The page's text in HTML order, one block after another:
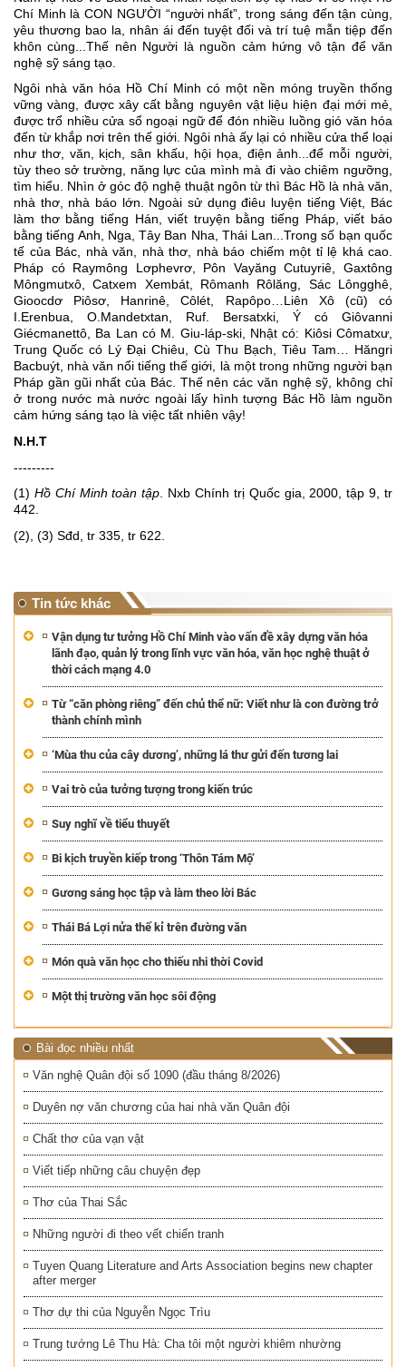
Chí Minh là CON NGƯỜI “người nhất”, trong sáng đến tận cùng,
yêu thương bao la, nhân ái đến tuyệt đối và trí tuệ mẫn tiệp đến
khôn cùng...Thế nên Người là nguồn cảm hứng vô tận để văn
nghệ sỹ sáng tạo.
Ngôi nhà văn hóa Hồ Chí Minh có một nền móng truyền thống
vững vàng, được xây cất bằng nguyên vật liệu hiện đại mới mẻ,
được trổ nhiều cửa sổ ngoại ngữ để đón nhiều luồng gió văn hóa
đến từ khắp nơi trên thế giới. Ngôi nhà ấy lại có nhiều cửa thể loại
như thơ, văn, kịch, sân khấu, hội họa, điện ảnh...để mỗi người,
tùy theo sở trường, năng lực của mình mà đi vào chiêm ngưỡng,
tìm hiểu. Nhìn ở góc độ nghệ thuật ngôn từ thì Bác Hồ là nhà văn,
nhà thơ, nhà báo lớn. Ngoài sử dụng điêu luyện tiếng Việt, Bác
làm thơ bằng tiếng Hán, viết truyện bằng tiếng Pháp, viết báo
bằng tiếng Anh, Nga, Tây Ban Nha, Thái Lan...Trong số bạn quốc
tế của Bác, nhà văn, nhà thơ, nhà báo chiếm một tỉ lệ khá cao.
Pháp có Raymông Lơphevrơ, Pôn Vayăng Cutuyriê, Gaxtông
Môngmutxô, Catxem Xembát, Rômanh Rôlăng, Sác Lôngghê,
Gioocdơ Piôsơ, Hanrinê, Côlét, Rapôpo…Liên Xô (cũ) có
I.Erenbua, O.Mandetxtan, Ruf. Bersatxki, Ý có Giôvanni
Giécmanettô, Ba Lan có M. Giu-láp-ski, Nhật có: Kiôsi Cômatxư,
Trung Quốc có Lý Đại Chiêu, Cù Thu Bạch, Tiêu Tam… Hăngri
Bacbuýt, nhà văn nổi tiếng thế giới, là một trong những người bạn
Pháp gần gũi nhất của Bác. Thế nên các văn nghệ sỹ, không chỉ
ở trong nước mà nước ngoài lấy hình tượng Bác Hồ làm nguồn
cảm hứng sáng tạo là việc tất nhiên vậy!
N.H.T
---------
(1) Hồ Chí Minh toàn tập. Nxb Chính trị Quốc gia, 2000, tập 9, tr
442.
(2), (3) Sđd, tr 335, tr 622.
Tin tức khác
Vận dụng tư tưởng Hồ Chí Minh vào vấn đề xây dựng văn hóa
lãnh đạo, quản lý trong lĩnh vực văn hóa, văn học nghệ thuật ở
thời cách mạng 4.0
Từ “căn phòng riêng” đến chủ thể nữ: Viết như là con đường trở
thành chính mình
‘Mùa thu của cây dương’, những lá thư gửi đến tương lai
Vai trò của tưởng tượng trong kiến trúc
Suy nghĩ về tiểu thuyết
Bi kịch truyền kiếp trong ‘Thôn Tám Mộ’
Gương sáng học tập và làm theo lời Bác
Thái Bá Lợi nửa thế kỉ trên đường văn
Món quà văn học cho thiếu nhi thời Covid
Một thị trường văn học sôi động
Bài đọc nhiều nhất
Văn nghệ Quân đội số 1090 (đầu tháng 8/2026)
Duyên nợ văn chương của hai nhà văn Quân đội
Chất thơ của vạn vật
Viết tiếp những câu chuyện đẹp
Thơ của Thai Sắc
Những người đi theo vết chiến tranh
Tuyen Quang Literature and Arts Association begins new chapter
after merger
Thơ dự thi của Nguyễn Ngọc Trìu
Trung tướng Lê Thu Hà: Cha tôi một người khiêm nhường